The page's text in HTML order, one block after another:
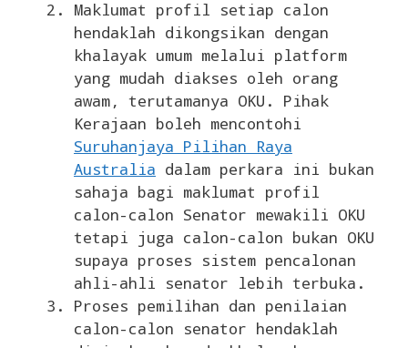
Maklumat profil setiap calon
hendaklah dikongsikan dengan
khalayak umum melalui platform
yang mudah diakses oleh orang
awam, terutamanya OKU. Pihak
Kerajaan boleh mencontohi
Suruhanjaya Pilihan Raya
Australia dalam perkara ini bukan
sahaja bagi maklumat profil
calon-calon Senator mewakili OKU
tetapi juga calon-calon bukan OKU
supaya proses sistem pencalonan
ahli-ahli senator lebih terbuka.
Proses pemilihan dan penilaian
calon-calon senator hendaklah